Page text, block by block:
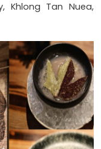
Khlong Tan Nuea,